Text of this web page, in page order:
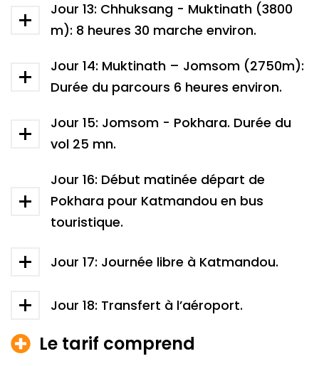
Jour 13: Chhuksang - Muktinath (3800
m): 8 heures 30 marche environ.
Jour 14: Muktinath – Jomsom (2750m):
Durée du parcours 6 heures environ.
Jour 15: Jomsom - Pokhara. Durée du
vol 25 mn.
Jour 16: Début matinée départ de
Pokhara pour Katmandou en bus
touristique.
Jour 17: Journée libre à Katmandou.
Jour 18: Transfert à l’aéroport.
Le tarif comprend